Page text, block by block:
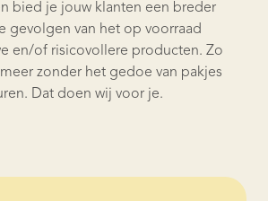
bied je jouw klanten een breder
gevolgen van het op voorraad
en/of risicovollere producten. Zo
zonder het gedoe van pakjes
Dat doen wij voor je.